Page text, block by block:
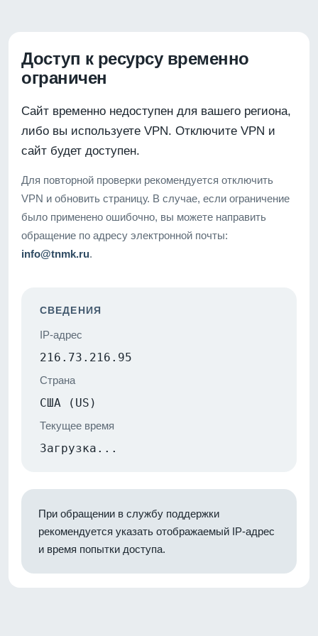
Доступ к ресурсу временно
ограничен
Сайт временно недоступен для вашего региона,
либо вы используете VPN. Отключите VPN и
сайт будет доступен.
Для повторной проверки рекомендуется отключить
VPN и обновить страницу. В случае, если ограничение
было применено ошибочно, вы можете направить
обращение по адресу электронной почты:
info@tnmk.ru.
СВЕДЕНИЯ
IP-адрес
216.73.216.95
Страна
США (US)
Текущее время
Загрузка...
При обращении в службу поддержки
рекомендуется указать отображаемый IP-адрес
и время попытки доступа.